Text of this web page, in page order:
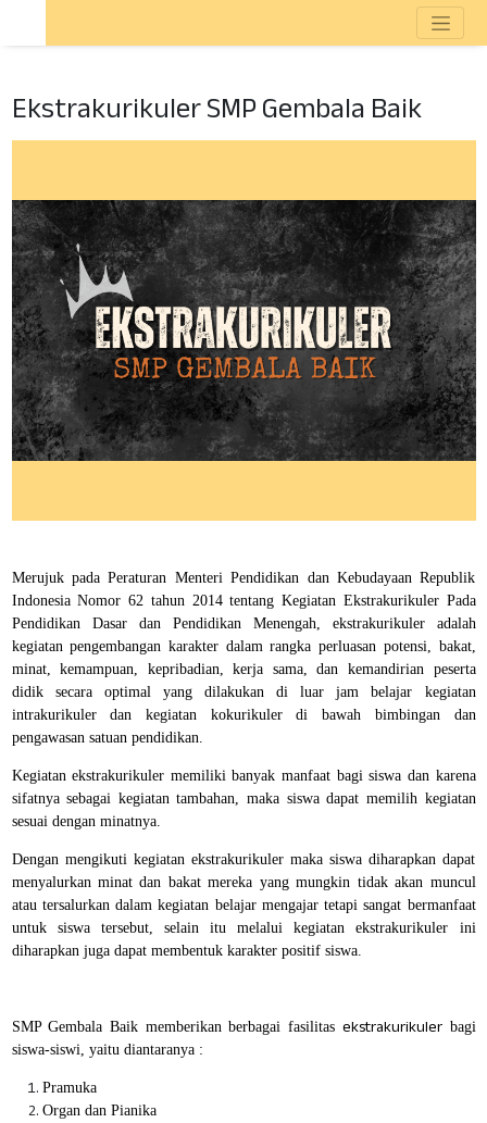
Ekstrakurikuler SMP Gembala Baik
Merujuk pada Peraturan Menteri Pendidikan dan Kebudayaan Republik
Indonesia Nomor 62 tahun 2014 tentang Kegiatan Ekstrakurikuler Pada
Pendidikan Dasar dan Pendidikan Menengah, ekstrakurikuler adalah
kegiatan pengembangan karakter dalam rangka perluasan potensi, bakat,
minat, kemampuan, kepribadian, kerja sama, dan kemandirian peserta
didik secara optimal yang dilakukan di luar jam belajar kegiatan
intrakurikuler dan kegiatan kokurikuler di bawah bimbingan dan
pengawasan satuan pendidikan.
Kegiatan ekstrakurikuler memiliki banyak manfaat bagi siswa dan karena
sifatnya sebagai kegiatan tambahan, maka siswa dapat memilih kegiatan
sesuai dengan minatnya.
Dengan mengikuti kegiatan ekstrakurikuler maka siswa diharapkan dapat
menyalurkan minat dan bakat mereka yang mungkin tidak akan muncul
atau tersalurkan dalam kegiatan belajar mengajar tetapi sangat bermanfaat
untuk siswa tersebut, selain itu melalui kegiatan ekstrakurikuler ini
diharapkan juga dapat membentuk karakter positif siswa.
SMP Gembala Baik memberikan berbagai fasilitas ekstrakurikulerbagi
siswa-siswi, yaitu diantaranya :
Pramuka
Organ dan Pianika